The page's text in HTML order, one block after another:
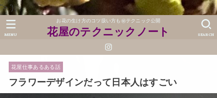
">');
お花の生け方のコツ扱い方も㊙テクニック公開
花屋のテクニックノート SEARCH
MENU
花屋仕事あるある話
フラワーデザインだって日本人はすごい